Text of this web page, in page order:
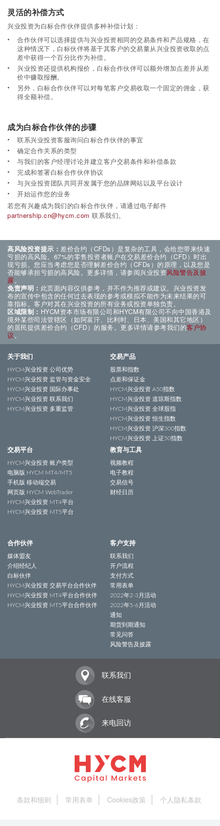
灵活的补偿方式
兴业投资为白标合作伙伴提供多种补偿计划：
合作伙伴可以选择提供与兴业投资相同的交易条件和产品规格，在
这种情况下，白标伙伴将基于其客户的交易量从兴业投资收取的点
差中获得一个百分比作为补偿。
兴业投资还提供机构报价，白标合作伙伴可以额外增加点差并从差
价中赚取报酬。
另外，白标合作伙伴可以对每笔客户交易收取一个固定的佣金，获
得全额补偿。
成为白标合作伙伴的步骤
联系兴业投资客服询问白标合作伙伴的事宜
确定合作关系的类型
与我们的客户经理讨论并建立客户交易条件和补偿条款
完成和签署白标合作伙伴协议
与兴业投资团队共同开发属于您的品牌网站以及平台设计
开始运作您的业务
若您有兴趣成为我们的白标合作伙伴，请通过电子邮件
partnership.cn@hycm.com 联系我们。
高风险投资提示： 差价合约（CFDs）是复杂的工具，会给您带来快速
亏损的高风险。67%的零售投资者账户在交易差价合约（CFD）时出
现亏损。您应当考虑您是否理解差价合约（CFDs）的原理，以及您是
否能够承担亏损的高风险。更多详情，请参阅兴业投资风险警告及披
露。
免责声明： 此页面内容仅供参考，并不作为推荐或建议。兴业投资发
布的宣传中包含的任何过去表现的参考或模拟不能作为未来结果的可
靠指标。客户对其在兴业投资的所有业务或投资单独负责。
区域限制： HYCM资本市场有限公司和HYCM有限公司不向中国香港及
境外某些司法管辖区（如阿富汗、比利时、日本、美国和其它地区）
的居民提供差价合约（CFD）的服务。更多详情请参考我们的客户协
议。
关于我们
HYCM兴业投资 公司优势
HYCM兴业投资 监管与资金安全
HYCM兴业投资 国际办事处
HYCM兴业投资 联系我们
HYCM兴业投资 多重监管
交易产品
股票和指数
点差和保证金
HYCM兴业投资 A50指数
HYCM兴业投资 道琼斯指数
HYCM兴业投资 全球股指
HYCM兴业投资 恒生指数
HYCM兴业投资 沪深300指数
HYCM兴业投资 上证50指数
交易平台
HYCM兴业投资 账户类型
电脑版 HYCM MT4/MT5
手机版 移动端交易
网页版 HYCM WebTrader
HYCM兴业投资 MT4平台
HYCM兴业投资 MT5平台
教育与工具
视频教程
电子教程
交易信号
财经日历
合作伙伴
媒体盟友
介绍经纪人
白标伙伴
HYCM兴业投资 交易平台合作伙伴
HYCM兴业投资 MT4平台合作伙伴
HYCM兴业投资 MT5平台合作伙伴
客户支持
联系我们
开户流程
支付方式
常用表单
2022年2-3月活动
2022年5-6月活动
通知
期货到期通知
常见问答
风险警告及披露
联系我们
在线客服
来电回访
条款和细则 常用表单 Cookies政策 个人隐私条款